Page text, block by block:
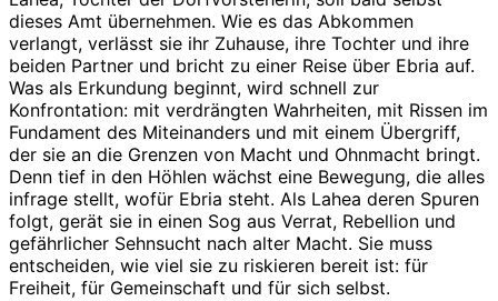
dieses Amt übernehmen. Wie es das Abkommen
verlangt, verlässt sie ihr Zuhause, ihre Tochter und ihre
beiden Partner und bricht zu einer Reise über Ebria auf.
Was als Erkundung beginnt, wird schnell zur
Konfrontation: mit verdrängten Wahrheiten, mit Rissen im
Fundament des Miteinanders und mit einem Übergriff,
der sie an die Grenzen von Macht und Ohnmacht bringt.
Denn tief in den Höhlen wächst eine Bewegung, die alles
infrage stellt, wofür Ebria steht. Als Lahea deren Spuren
folgt, gerät sie in einen Sog aus Verrat, Rebellion und
gefährlicher Sehnsucht nach alter Macht. Sie muss
entscheiden, wie viel sie zu riskieren bereit ist: für
Freiheit, für Gemeinschaft und für sich selbst.